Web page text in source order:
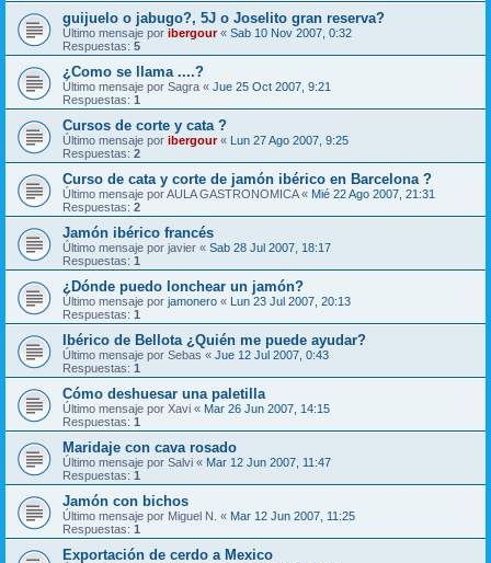
guijuelo o jabugo?, 5J o Joselito gran reserva?
Último mensaje por ibergour« Sab 10 Nov 2007, 0:32
Respuestas: 5
¿Como se llama ....?
Último mensaje por Sagra « Jue 25 Oct 2007, 9:21
Respuestas: 1
Cursos de corte y cata ?
Último mensaje por ibergour« Lun 27 Ago 2007, 9:25
Respuestas: 2
Curso de cata y corte de jamón ibérico en Barcelona ?
Último mensaje porAULA GASTRONOMICA« Mié 22 Ago 2007, 21:31
Respuestas: 2
Jamón ibérico francés
Último mensaje por javier « Sab 28 Jul 2007, 18:17
Respuestas: 1
¿Dónde puedo lonchear un jamón?
Último mensaje por jamonero « Lun 23 Jul 2007, 20:13
Respuestas: 1
Ibérico de Bellota ¿Quién me puede ayudar?
Último mensaje por Sebas « Jue 12 Jul 2007, 0:43
Respuestas: 1
Cómo deshuesar una paletilla
Último mensaje por Xavi « Mar 26 Jun 2007, 14:15
Respuestas: 1
Maridaje con cava rosado
Último mensaje por Salvi « Mar 12 Jun 2007, 11:47
Respuestas: 1
Jamón con bichos
Último mensaje por Miguel N. « Mar 12 Jun 2007, 11:25
Respuestas: 1
Exportación de cerdo a Mexico